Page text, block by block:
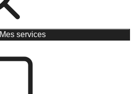
Mes services